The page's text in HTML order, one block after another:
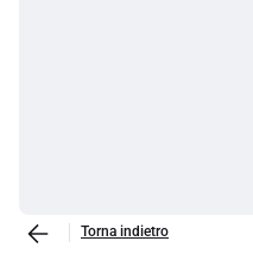
Torna indietro